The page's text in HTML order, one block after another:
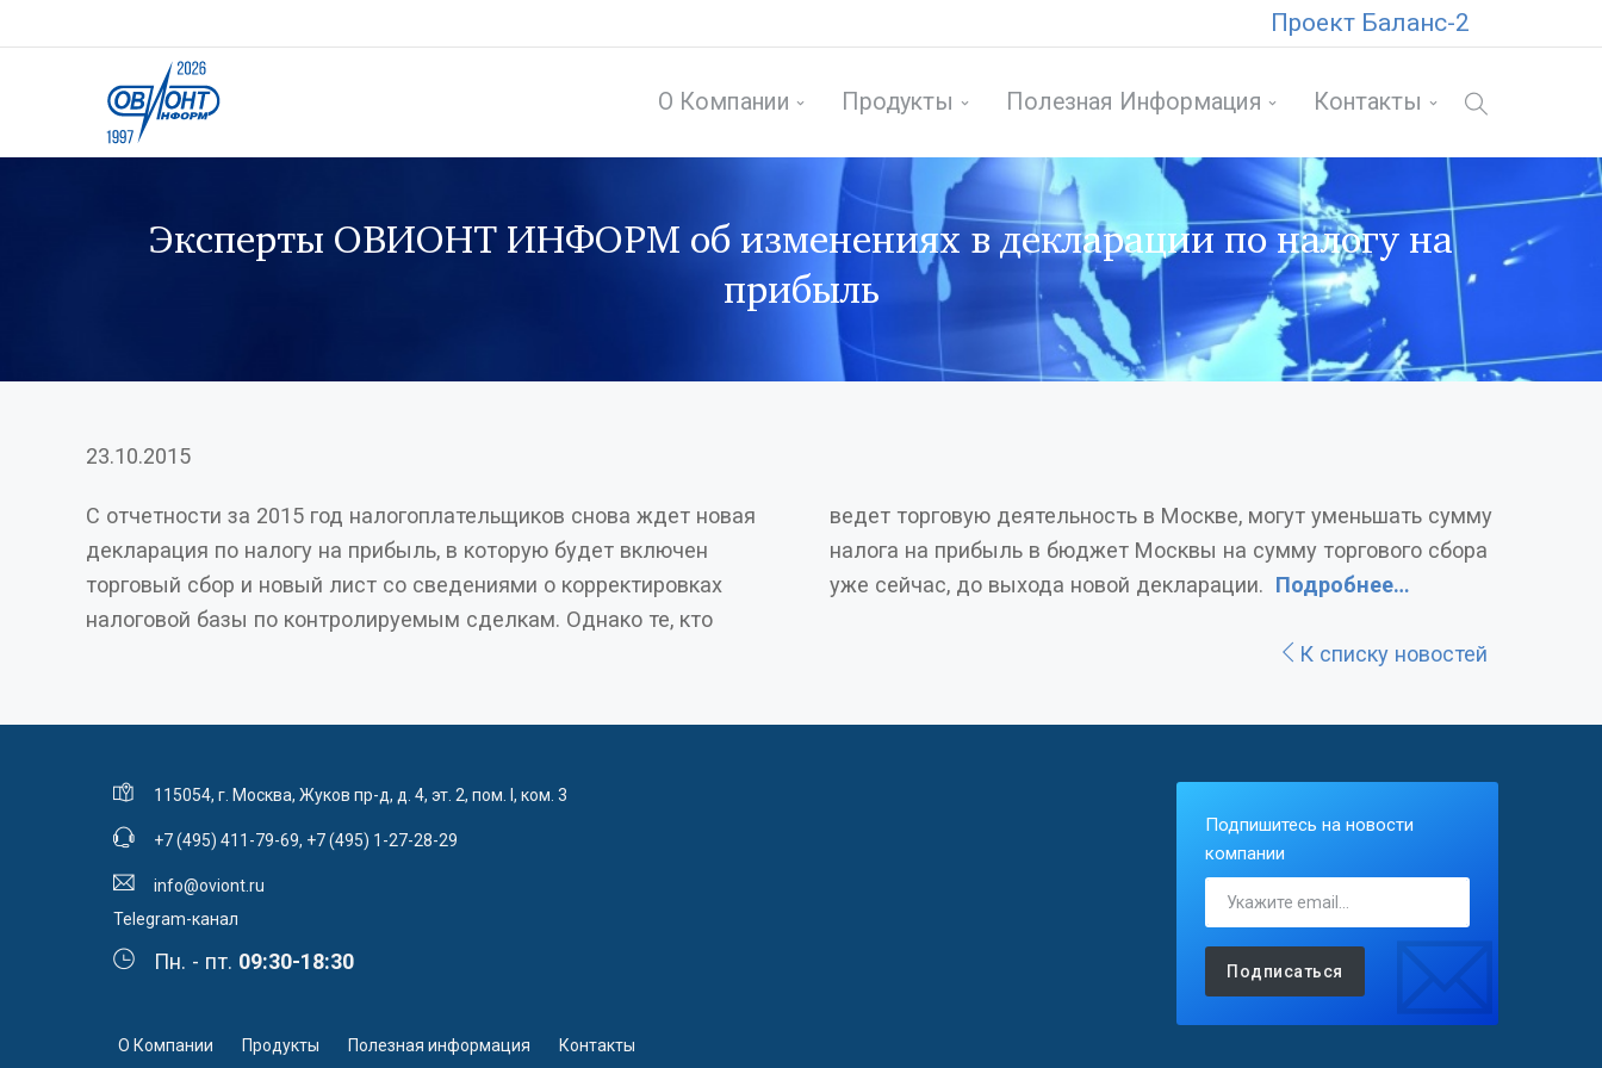
Проект Баланс-2
О Компании Продукты Полезная Информация Контакты
Эксперты ОВИОНТ ИНФОРМ об изменениях в декларации по налогу на
прибыль
23.10.2015
С отчетности за 2015 год налогоплательщиков снова ждет новая
декларация по налогу на прибыль, в которую будет включен
торговый сбор и новый лист со сведениями о корректировках
налоговой базы по контролируемым сделкам. Однако те, кто
ведет торговую деятельность в Москве, могут уменьшать сумму
налога на прибыль в бюджет Москвы на сумму торгового сбора
уже сейчас, до выхода новой декларации. Подробнее…
К списку новостей
115054, г. Москва, Жуков пр-д, д. 4, эт. 2, пом. I, ком. 3
+7 (495) 411-79-69, +7 (495) 1-27-28-29
info@oviont.ru
Telegram-канал
Пн. - пт. 09:30-18:30
О Компании Продукты Полезная информация Контакты
Подпишитесь на новости
компании
Подписаться